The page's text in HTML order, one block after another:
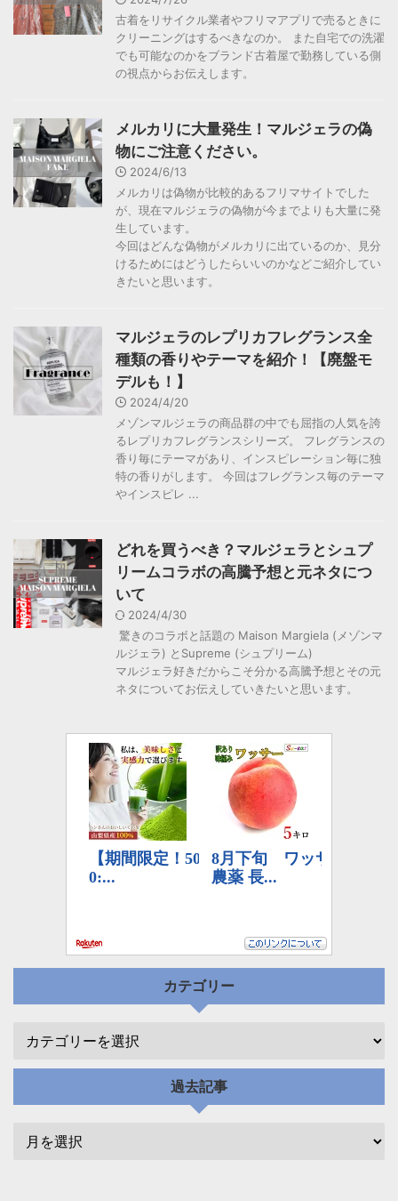
古着をリサイクル業者やフリマアプリで売るときに
クリーニングはするべきなのか。 また自宅での洗濯
でも可能なのかをブランド古着屋で勤務している側
の視点からお伝えします。
メルカリに大量発生！マルジェラの偽
物にご注意ください。
2024/6/13
メルカリは偽物が比較的あるフリマサイトでした
が、現在マルジェラの偽物が今までよりも大量に発
生しています。
今回はどんな偽物がメルカリに出ているのか、見分
けるためにはどうしたらいいのかなどご紹介してい
きたいと思います。
マルジェラのレプリカフレグランス全
種類の香りやテーマを紹介！【廃盤モ
デルも！】
2024/4/20
メゾンマルジェラの商品群の中でも屈指の人気を誇
るレプリカフレグランスシリーズ。 フレグランスの
香り毎にテーマがあり、インスピレーション毎に独
特の香りがします。 今回はフレグランス毎のテーマ
やインスピレ ...
どれを買うべき？マルジェラとシュプ
リームコラボの高騰予想と元ネタにつ
いて
2024/4/30
驚きのコラボと話題の Maison Margiela (メゾンマ
ルジェラ) とSupreme (シュプリーム)
マルジェラ好きだからこそ分かる高騰予想とその元
ネタについてお伝えしていきたいと思います。
カテゴリー
過去記事